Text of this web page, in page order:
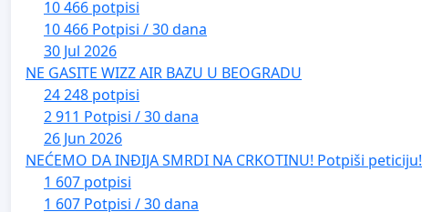
10 466 potpisi
10 466 Potpisi / 30 dana
30 Jul 2026
NE GASITE WIZZ AIR BAZU U BEOGRADU
24 248 potpisi
2 911 Potpisi / 30 dana
26 Jun 2026
NEĆEMO DA INĐIJA SMRDI NA CRKOTINU! Potpiši peticiju!
1 607 potpisi
1 607 Potpisi / 30 dana